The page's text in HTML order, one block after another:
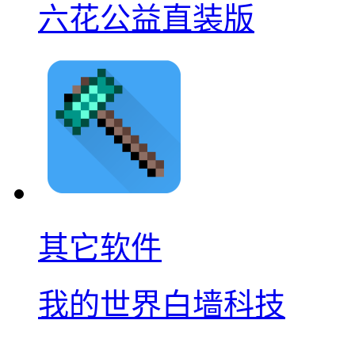
六花公益直装版
其它软件
我的世界白墙科技